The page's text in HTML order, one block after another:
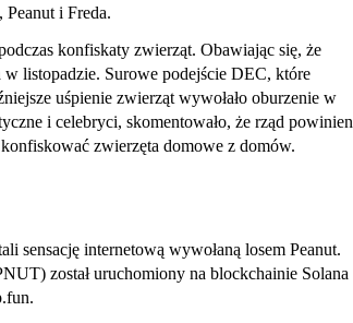
i Freda.
konfiskaty zwierząt. Obawiając się, że
w listopadzie. Surowe podejście DEC, które
uśpienie zwierząt wywołało oburzenie w
i celebryci, skomentowało, że rząd powinien
zwierzęta domowe z domów.
sensację internetową wywołaną losem Peanut.
został uruchomiony na blockchainie Solana